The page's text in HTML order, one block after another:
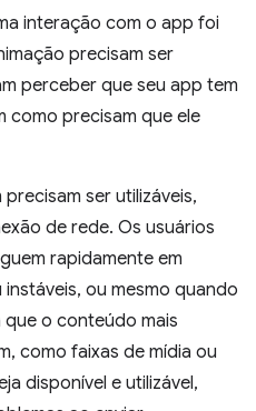
interação com o app foi
precisam ser
perceber que seu app tem
como precisam que ele
ser utilizáveis,
de rede. Os usuários
rapidamente em
ou mesmo quando
o conteúdo mais
como faixas de mídia ou
disponível e utilizável,